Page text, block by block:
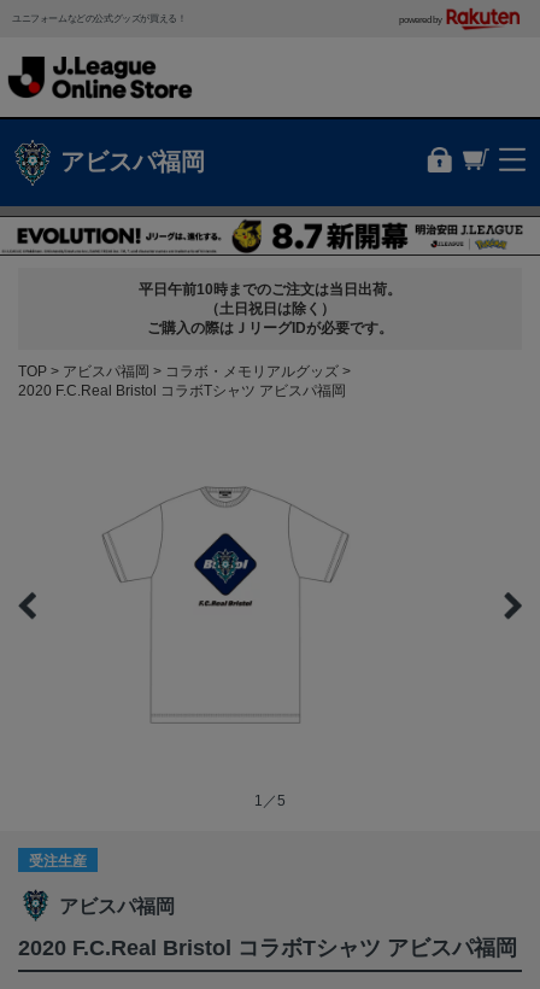
ユニフォームなどの公式グッズが買える！ powered by
アビスパ福岡
平日午前10時までのご注文は当日出荷。
（土日祝日は除く）
ご購入の際はＪリーグIDが必要です。
TOP アビスパ福岡
コラボ・メモリアルグッズ
2020 F.C.Real Bristol コラボTシャツ アビスパ福岡
1／5
受注生産
アビスパ福岡
2020 F.C.Real Bristol コラボTシャツ アビスパ福岡